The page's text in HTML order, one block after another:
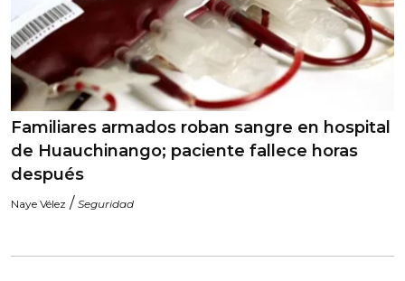
Familiares armados roban sangre en hospital
de Huauchinango; paciente fallece horas
después
Naye Vélez / Seguridad